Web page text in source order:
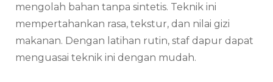
mengolah bahan tanpa sintetis. Teknik ini
mempertahankan rasa, tekstur, dan nilai gizi
makanan. Dengan latihan rutin, staf dapur dapat
menguasai teknik ini dengan mudah.